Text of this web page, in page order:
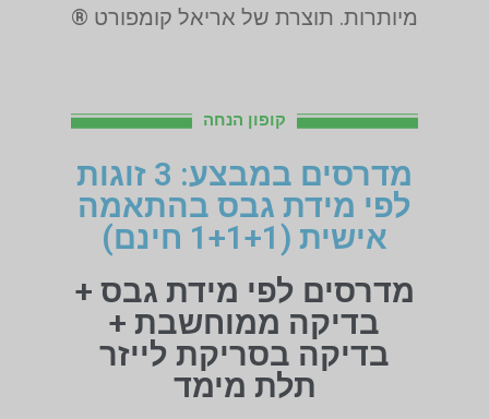
מיותרות. תוצרת של אריאל קומפורט ®
קופון הנחה
מדרסים במבצע: 3 זוגות
לפי מידת גבס בהתאמה
אישית (1+1+1 חינם)
מדרסים לפי מידת גבס +
בדיקה ממוחשבת +
בדיקה בסריקת לייזר
תלת מימד